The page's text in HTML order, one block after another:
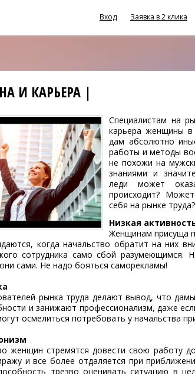
Вход Заявка в 2 клика
И КАРЬЕРА |
Специалистам на
карьера женщины в
дам абсолютно
работы и методы
не похожи на
знаниями и
леди может
происходит?
себя на рынке труда?
Низкая
Женщинам присуща
когда начальство обратит на них
сотрудника само сбой разумеющимся.
сами. Не надо бояться саморекламы!
рынка труда делают вывод, что
и занижают профессионализм, даже
осмелиться потребовать у начальства
женщин стремятся довести свою работу
и все более отдаляется при
трезво оценивать ситуацию в